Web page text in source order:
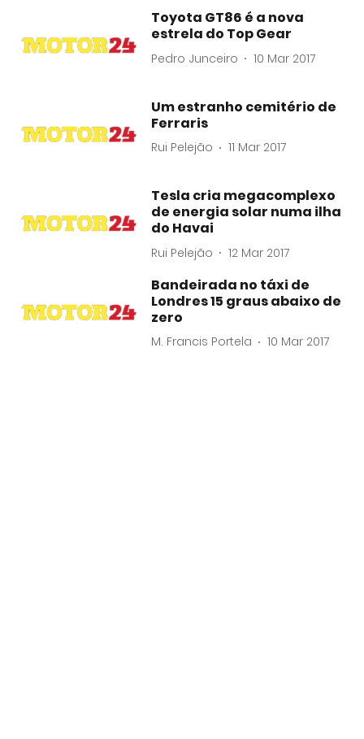
Toyota GT86 é a nova
estrela do Top Gear
Pedro Junceiro 10 Mar 2017
Um estranho cemitério de
Ferraris
Rui Pelejão 11 Mar 2017
Tesla cria megacomplexo
de energia solar numa ilha
do Havai
Rui Pelejão 12 Mar 2017
Bandeirada no táxi de
Londres 15 graus abaixo de
zero
M. Francis Portela 10 Mar 2017